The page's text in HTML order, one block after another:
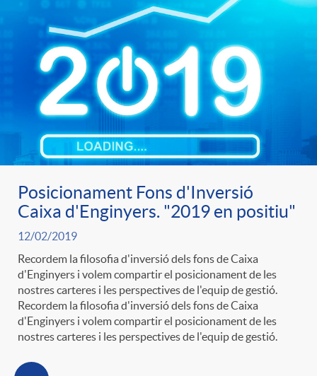
a
s
Posicionament Fons d'Inversió
Caixa d'Enginyers. "2019 en positiu"
12/02/2019
Recordem la filosofia d'inversió dels fons de Caixa
d'Enginyers i volem compartir el posicionament de les
nostres carteres i les perspectives de l'equip de gestió.
Recordem la filosofia d'inversió dels fons de Caixa
d'Enginyers i volem compartir el posicionament de les
nostres carteres i les perspectives de l'equip de gestió.